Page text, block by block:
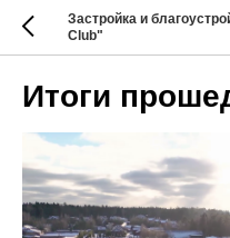
Застройка и
Club"
Итоги